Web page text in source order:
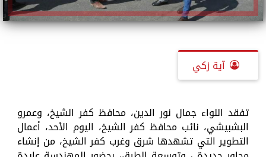
آية زكي
تفقد اللواء جمال نور الدين، محافظ كفر الشيخ، وعمرو
البشبيشي، نائب محافظ كفر الشيخ، اليوم الأحد، أعمال
التطوير التي تشهدها شرق وغرب كفر الشيخ، من إنشاء